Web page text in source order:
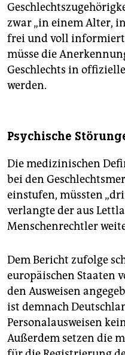
zwar „in einem Alter,
frei und voll informiert
müsse die
Geschlechts in
werden.
Psychische
Die medizinischen
bei den
einstufen, müssten
verlangte der aus
Menschenrechtler
Dem Bericht zufolge
europäischen Staaten
den Ausweisen
ist demnach
Personalausweisen
Außerdem setzen die